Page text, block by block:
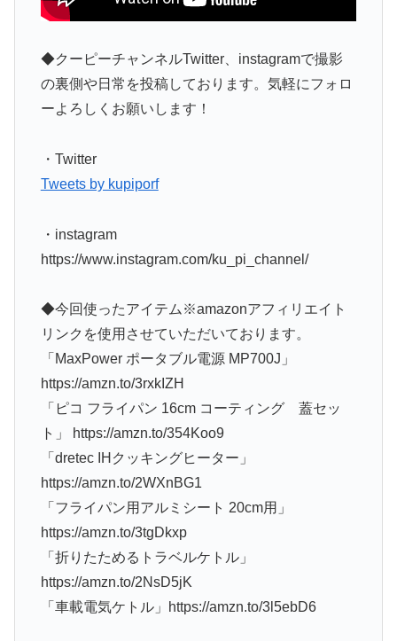
◆クーピーチャンネルTwitter、instagramで撮影
の裏側や日常を投稿しております。気軽にフォロ
ーよろしくお願いします！
・Twitter
Tweets by kupiporf
・instagram
https://www.instagram.com/ku_pi_channel/
◆今回使ったアイテム※amazonアフィリエイト
リンクを使用させていただいております。
「MaxPower ポータブル電源 MP700J」
https://amzn.to/3rxkIZH​
「ピコ フライパン 16cm コーティング 蓋セッ
ト」 https://amzn.to/354Koo9
「dretec IHクッキングヒーター」
https://amzn.to/2WXnBG1
「フライパン用アルミシート 20cm用」
https://amzn.to/3tgDkxp
「折りたためるトラベルケトル」
https://amzn.to/2NsD5jK
「車載電気ケトル」https://amzn.to/3l5ebD6